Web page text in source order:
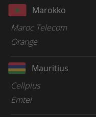
Marokko
Maroc Telecom
Orange
Mauritius
Cellplus
Emtel